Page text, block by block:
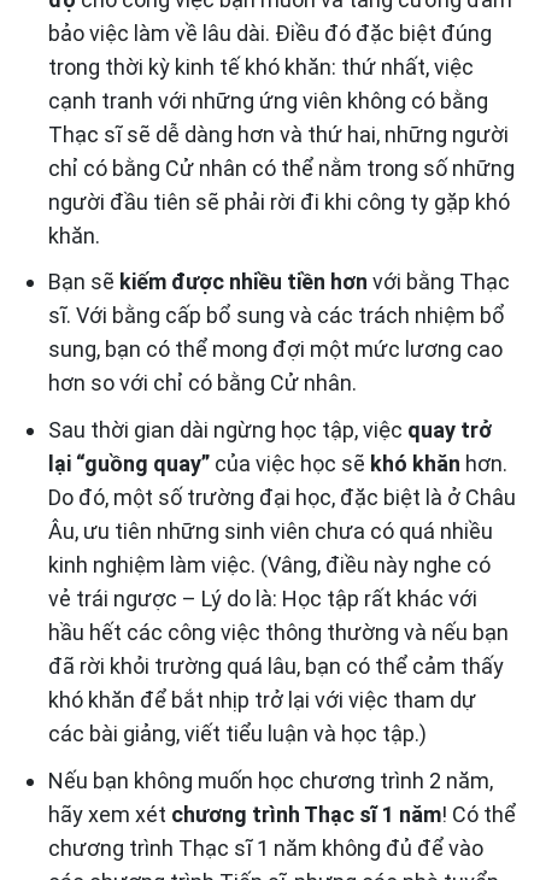
bảo việc làm về lâu dài. Điều đó đặc biệt đúng
trong thời kỳ kinh tế khó khăn: thứ nhất, việc
cạnh tranh với những ứng viên không có bằng
Thạc sĩ sẽ dễ dàng hơn và thứ hai, những người
chỉ có bằng Cử nhân có thể nằm trong số những
người đầu tiên sẽ phải rời đi khi công ty gặp khó
khăn.
Bạn sẽ kiếm được nhiều tiền hơn với bằng Thạc
sĩ. Với bằng cấp bổ sung và các trách nhiệm bổ
sung, bạn có thể mong đợi một mức lương cao
hơn so với chỉ có bằng Cử nhân.
Sau thời gian dài ngừng học tập, việc quay trở
lại “guồng quay” của việc học sẽ khó khăn hơn.
Do đó, một số trường đại học, đặc biệt là ở Châu
Âu, ưu tiên những sinh viên chưa có quá nhiều
kinh nghiệm làm việc. (Vâng, điều này nghe có
vẻ trái ngược – Lý do là: Học tập rất khác với
hầu hết các công việc thông thường và nếu bạn
đã rời khỏi trường quá lâu, bạn có thể cảm thấy
khó khăn để bắt nhịp trở lại với việc tham dự
các bài giảng, viết tiểu luận và học tập.)
Nếu bạn không muốn học chương trình 2 năm,
hãy xem xét chương trình Thạc sĩ 1 năm! Có thể
chương trình Thạc sĩ 1 năm không đủ để vào